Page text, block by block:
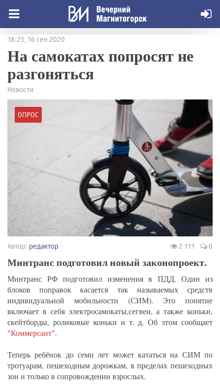
18:25, 16 сен 2020
На самокатах попросят не
разгоняться
Новости
ОПРОС
Автор: редактор 2 111 0
Минтранс подготовил новый законопроект.
Минтранс РФ подготовил изменения в ПДД. Один из
блоков поправок касается так называемых средств
индивидуальной мобильности (СИМ). Это понятие
включает в себя электросамокаты,сегвеи, а также коньки,
скейтборды, роликовые коньки и т. д. Об этом сообщает
"Коммерсант".
Теперь ребёнок до семи лет может кататься на СИМ по
тротуарам, пешеходным дорожкам, в пределах пешеходных
зон и только в сопровождении взрослых.